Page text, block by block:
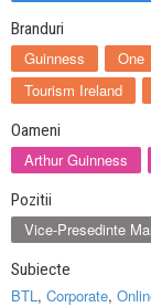
Branduri
Guinness One
Tourism Ireland
Oameni
Arthur Guinness
Pozitii
Vice-Presedinte
Subiecte
BTL , Corporate,